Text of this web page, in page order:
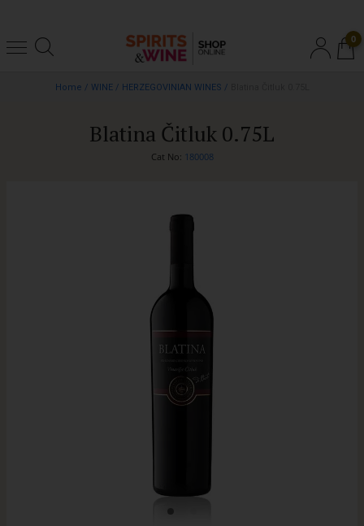
0
Home / WINE / HERZEGOVINIAN WINES /
Blatina Čitluk 0.75L
Cat No: 180008